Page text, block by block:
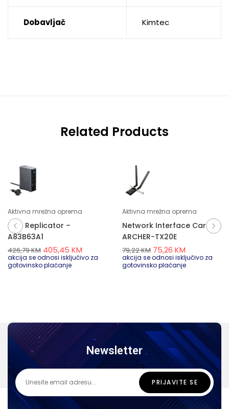
Dobavljač Kimtec
Related Products
Aktivna mrežna oprema
Port Replicator –
A83B63A1
426,79KM 405,45 KM
akcija se odnosi isključivo za
gotovinsko plaćanje
Aktivna mrežna oprema
Network Interface Card –
ARCHER-TX20E
79,22KM 75,26 KM
akcija se odnosi isključivo za
gotovinsko plaćanje
Newsletter